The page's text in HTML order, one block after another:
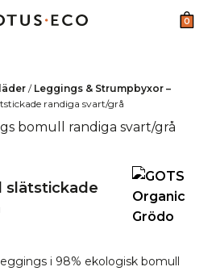
0
/ Leggings & Strumpbyxor –
randiga svart/grå
slätstickade
i 98% ekologisk bomull